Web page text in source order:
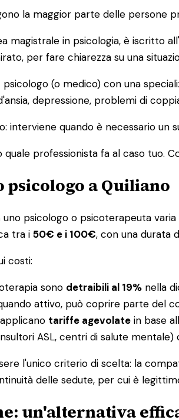
la maggior parte delle persone
magistrale in psicologia, è iscritto
per fare chiarezza su una
psicologo (o medico) con una
depressione, problemi di
interviene quando è necessario un
quale professionista fa al caso tuo.
psicologo a Quiliano
psicologo o psicoterapeuta
tra i 50€ e i 100€, con una durata
costi:
sono detraibili al 19% nella
attivo, può coprire parte del
tariffe agevolate in base
ASL, centri di salute
l'unico criterio di scelta: la
delle sedute, per cui è
un'alternativa